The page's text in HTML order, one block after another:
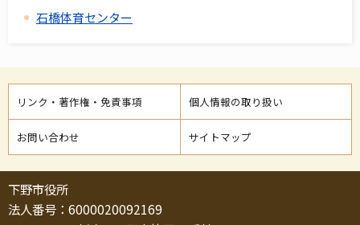
石橋体育センター
リンク・著作権・免責事項 個人情報の取り扱い
お問い合わせ サイトマップ
下野市役所
法人番号：6000020092169